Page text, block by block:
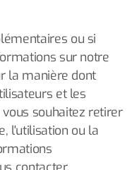
ou si
sur notre
la manière dont
et les
souhaitez retirer
l'utilisation ou la